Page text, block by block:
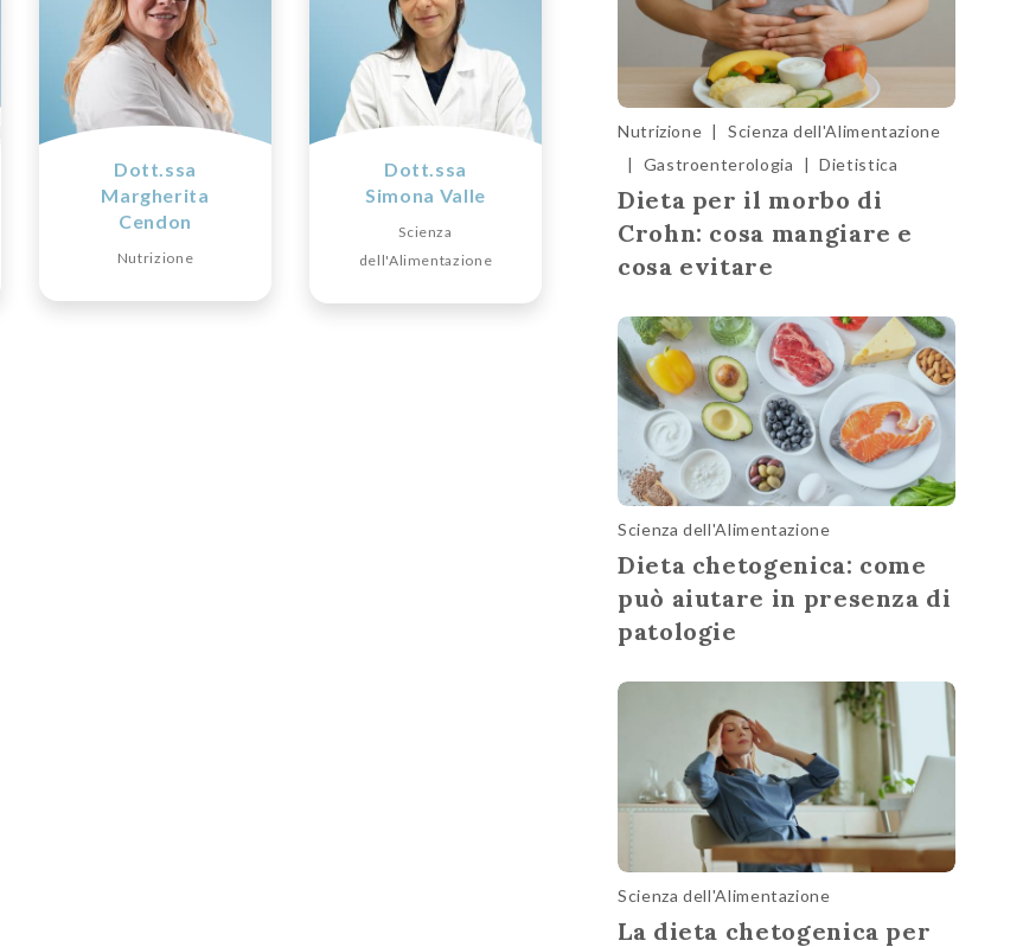
Dott.ssa
Margherita
Cendon
Nutrizione
Dott.ssa
Simona Valle
Scienza
dell'Alimentazione
Nutrizione |
Scienza dell'Alimentazione
|
Gastroenterologia | Dietistica
Dieta per il morbo di
Crohn: cosa mangiare e
cosa evitare
Scienza dell'Alimentazione
Dieta chetogenica: come
può aiutare in presenza di
patologie
Scienza dell'Alimentazione
La dieta chetogenica per